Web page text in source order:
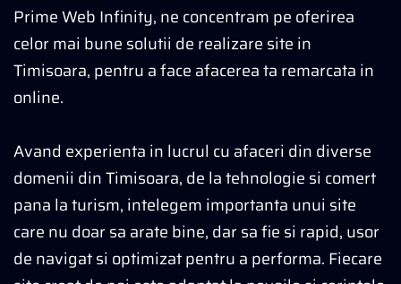
Prime Web Infinity, ne concentram pe oferirea
celor mai bune solutii de realizare site in
Timisoara, pentru a face afacerea ta remarcata in
online.
Avand experienta in lucrul cu afaceri din diverse
domenii din Timisoara, de la tehnologie si comert
pana la turism, intelegem importanta unui site
care nu doar sa arate bine, dar sa fie si rapid, usor
de navigat si optimizat pentru a performa. Fiecare